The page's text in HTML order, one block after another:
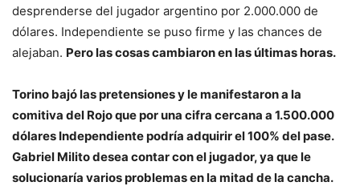
desprenderse del jugador argentino por 2.000.000 de
dólares. Independiente se puso firme y las chances de
alejaban. Pero las cosas cambiaron en las últimas horas.
Torino bajó las pretensiones y le manifestaron a la
comitiva del Rojo que por una cifra cercana a 1.500.000
dólares Independiente podría adquirir el 100% del pase.
Gabriel Milito desea contar con el jugador, ya que le
solucionaría varios problemas en la mitad de la cancha.